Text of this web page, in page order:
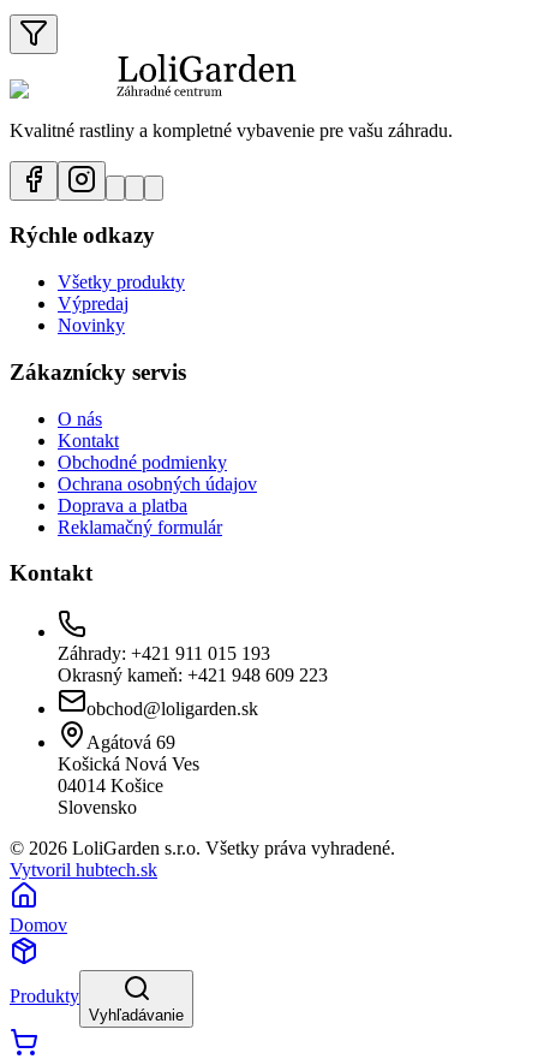
Kvalitné rastliny a kompletné vybavenie pre vašu záhradu.
Rýchle odkazy
Všetky produkty
Výpredaj
Novinky
Zákaznícky servis
O nás
Kontakt
Obchodné podmienky
Ochrana osobných údajov
Doprava a platba
Reklamačný formulár
Kontakt
Záhrady: +421 911 015 193
Okrasný kameň: +421 948 609 223
obchod@loligarden.sk
Agátová 69
Košická Nová Ves
04014 Košice
Slovensko
© 2026 LoliGarden s.r.o. Všetky práva vyhradené.
Vytvoril hubtech.sk
Domov
Produkty
Vyhľadávanie